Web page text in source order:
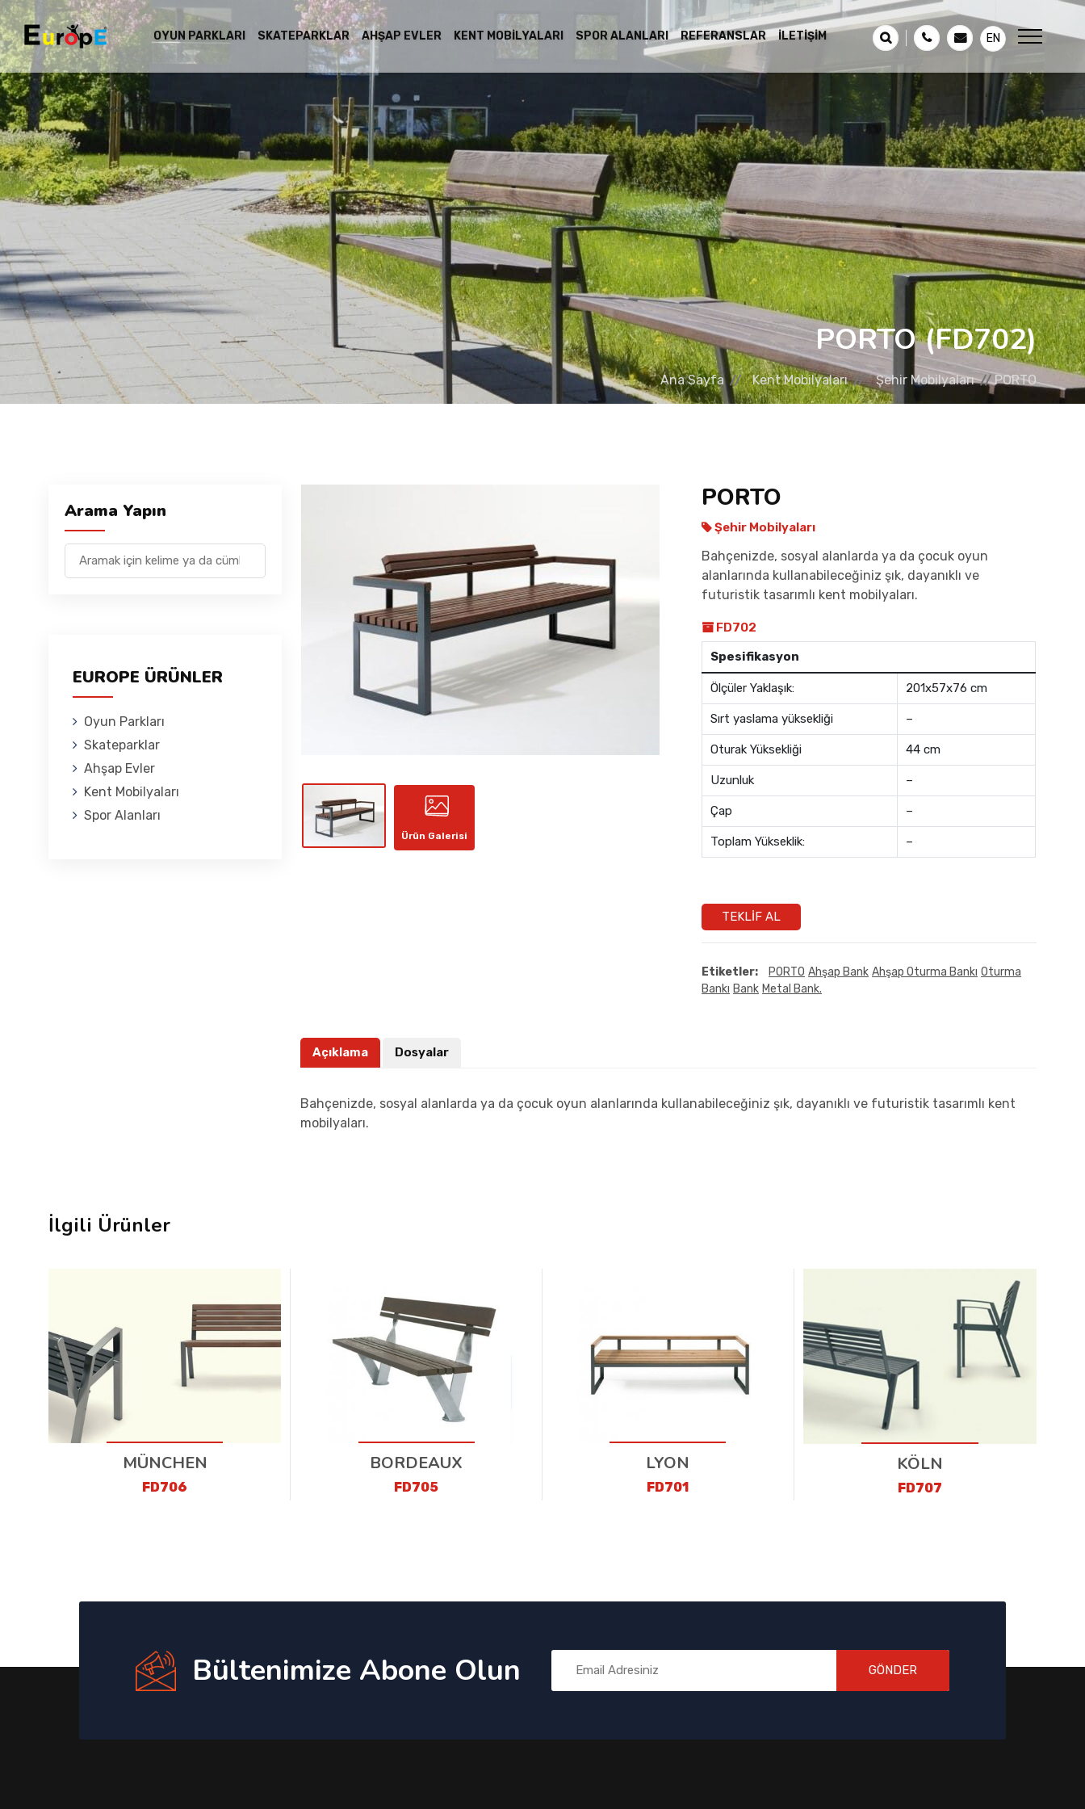
OYUN PARKLARI SKATEPARKLAR AHŞAP EVLER KENT MOBILYALARI SPOR ALANLARI REFERANSLAR İLETIŞIM EN
PORTO (FD702)
Ana Sayfa Kent Mobilyaları Şehir Mobilyaları PORTO
Arama Yapın
EUROPE ÜRÜNLER
Oyun Parkları
Skateparklar
Ahşap Evler
Kent Mobilyaları
Spor Alanları
Ürün Galerisi
PORTO
Şehir Mobilyaları
Bahçenizde, sosyal alanlarda ya da çocuk oyun
alanlarında kullanabileceğiniz şık, dayanıklı ve
futuristik tasarımlı kent mobilyaları.
FD702
Spesifikasyon
Ölçüler Yaklaşık: 201x57x76 cm
Sırt yaslama yüksekliği –
Oturak Yüksekliği 44 cm
Uzunluk –
Çap –
Toplam Yükseklik: –
TEKLIF AL
Etiketler: PORTO Ahşap Bank Ahşap Oturma Bankı Oturma
Bankı Bank Metal Bank.
Açıklama Dosyalar
Bahçenizde, sosyal alanlarda ya da çocuk oyun alanlarında kullanabileceğiniz şık, dayanıklı ve futuristik tasarımlı kent
mobilyaları.
İlgili Ürünler
MÜNCHEN
FD706
BORDEAUX
FD705
LYON
FD701
KÖLN
FD707
Bültenimize Abone Olun GÖNDER